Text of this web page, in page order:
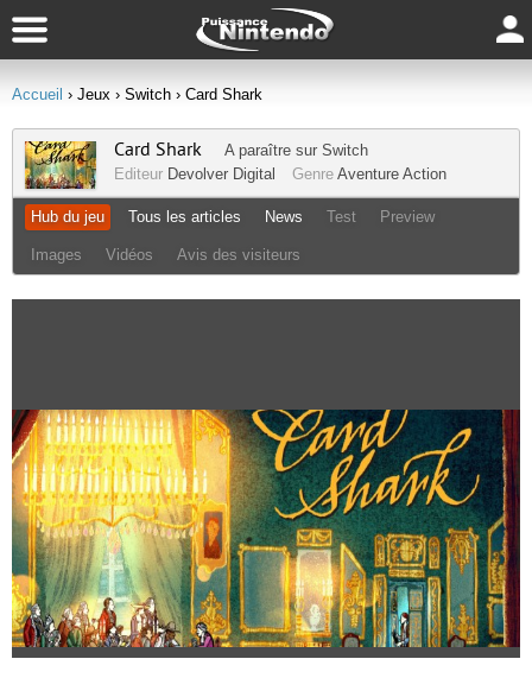
Accueil › Jeux › Switch › Card Shark
Card Shark A paraître sur Switch
Editeur Devolver Digital Genre Aventure Action
Hub du jeu Tous les articles News Test Preview
Images Vidéos Avis des visiteurs